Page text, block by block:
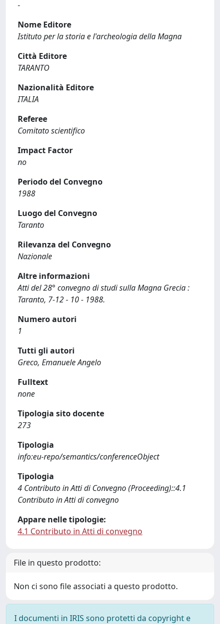
-
Nome Editore
Istituto per la storia e l'archeologia della Magna
Città Editore
TARANTO
Nazionalità Editore
ITALIA
Referee
Comitato scientifico
Impact Factor
no
Periodo del Convegno
1988
Luogo del Convegno
Taranto
Rilevanza del Convegno
Nazionale
Altre informazioni
Atti del 28° convegno di studi sulla Magna Grecia :
Taranto, 7-12 - 10 - 1988.
Numero autori
1
Tutti gli autori
Greco, Emanuele Angelo
Fulltext
none
Tipologia sito docente
273
Tipologia
info:eu-repo/semantics/conferenceObject
Tipologia
4 Contributo in Atti di Convegno (Proceeding)::4.1
Contributo in Atti di convegno
Appare nelle tipologie:
4.1 Contributo in Atti di convegno
File in questo prodotto:
Non ci sono file associati a questo prodotto.
I documenti in IRIS sono protetti da copyright e